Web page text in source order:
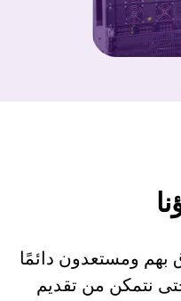
بهم ومستعدون دائمًا
حتى نتمكن من تقديم